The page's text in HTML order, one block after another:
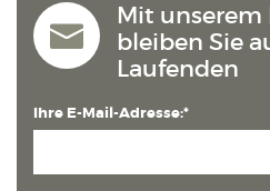
Mit
bleiben Sie
Laufenden
Ihre E-Mail-Adresse:*